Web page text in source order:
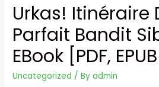
Urkas! Itinéraire
Parfait Bandit
EBook [PDF, EPUB]
Uncategorized / Byadmin